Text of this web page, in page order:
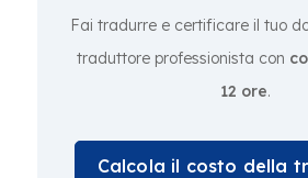
Fai tradurre e certificare il tuo
traduttore professionista con
12 ore.
Calcola il costo della